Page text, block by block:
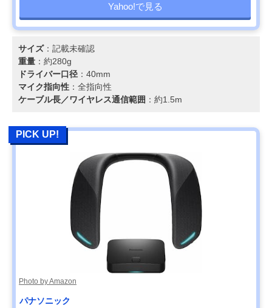
Yahoo!で見る
サイズ：記載未確認
重量 ：約280g
ドライバー口径 ：40mm
マイク指向性 ：全指向性
ケーブル長／ワイヤレス通信範囲 ：約1.5m
PICK UP!
Photo by Amazon
パナソニック